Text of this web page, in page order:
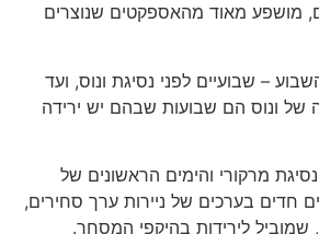
מושפע מאוד מהאספקטים שנוצרים
שבועיים לפני נסיגת ונוס, ועד
של ונוס הם שבועות שבהם יש ירידה
מרקורי והימים הראשונים של
חדים בערכים של ניירות ערך סחירים,
שמוביל לירידות בהיקפי המסחר.